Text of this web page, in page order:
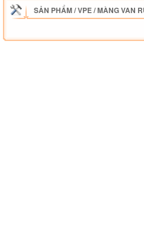
SẢN PHẨM/VPE/MÀNG VAN